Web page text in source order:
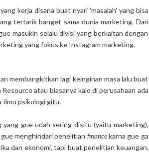
kerja disana buat nyari 'masalah' yang bisa
tertarik banget sama dunia marketing. Dari
masukin selalu divisi yang berkaitan dengan
yang fokus ke Instagram marketing.
membangkitkan lagi keinginan masa lalu buat
atau biasanya kalo di perusahaan ada
ilmu psikologi gitu.
gue udah sering disitu (yaitu marketing),
menghindari penelitian financekarna gue ga
dan ekonomi, tapi buat penelitian keuangan,